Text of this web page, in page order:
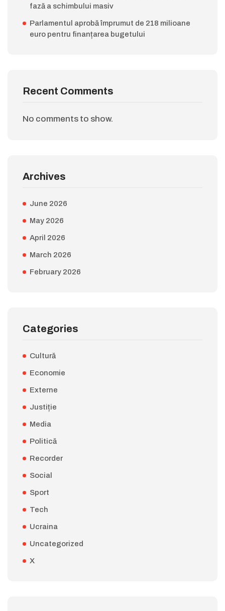
fază a schimbului masiv
Parlamentul aprobă împrumut de 218 milioane
euro pentru finanțarea bugetului
Recent Comments
No comments to show.
Archives
June 2026
May 2026
April 2026
March 2026
February 2026
Categories
Cultură
Economie
Externe
Justiție
Media
Politică
Recorder
Social
Sport
Tech
Ucraina
Uncategorized
X